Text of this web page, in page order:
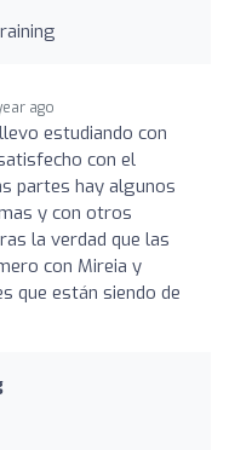
ago
estudiando con
con el
partes hay algunos
y con otros
la verdad que las
con Mireia y
que están siendo de